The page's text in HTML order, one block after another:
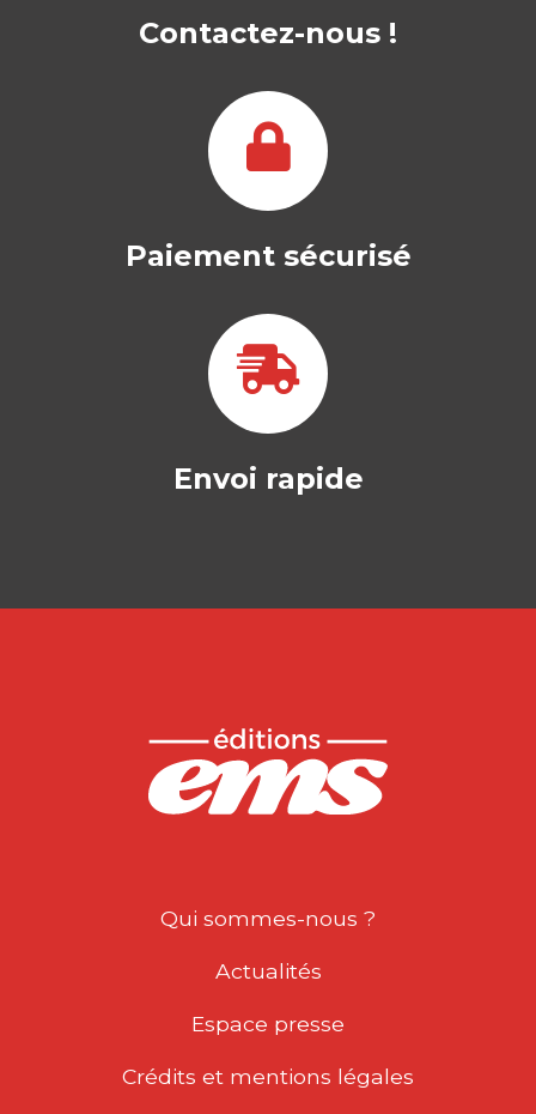
KARIN WARIN|OLIVIER LINOT|
Manager comme on est, travailler
comme on est. En France,
l’engagement au travail…
20,00
Contactez-nous !
Paiement sécurisé
Envoi rapide
Qui sommes-nous ?
Actualités
Espace presse
Crédits et mentions légales